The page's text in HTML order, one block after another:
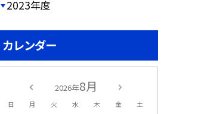
2023年度
カレンダー
2026年8月
日 月 火 水 木 金 土